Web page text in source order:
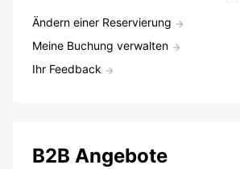
Ändern einer Reservierung
Meine Buchung verwalten
Ihr Feedback
B2B Angebote